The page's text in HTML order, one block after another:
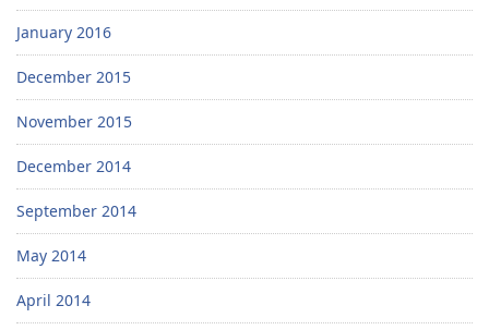
January 2016
December 2015
November 2015
December 2014
September 2014
May 2014
April 2014